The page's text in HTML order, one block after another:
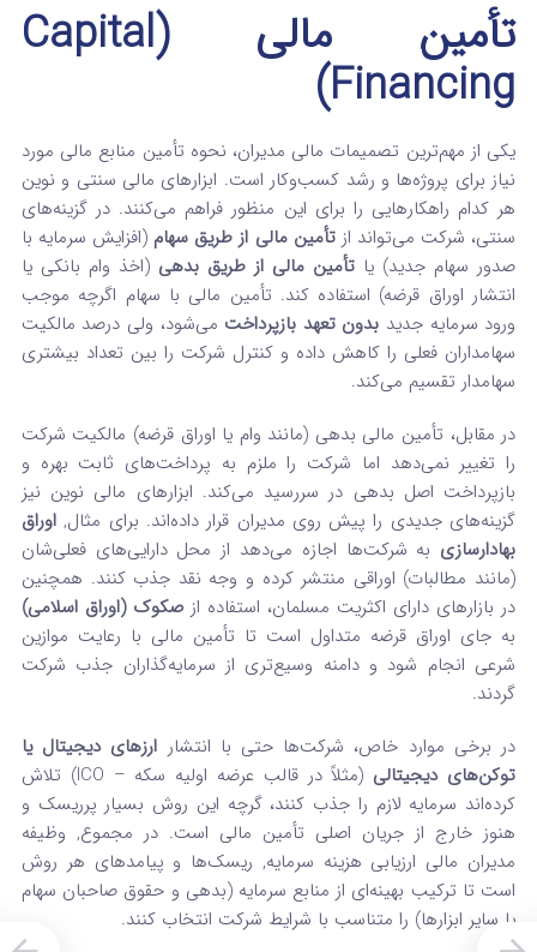
تأمین مالی (Capital
Financing)
یکی از مهم‌ترین تصمیمات مالی مدیران، نحوه تأمین منابع مالی مورد
نیاز برای پروژه‌ها و رشد کسب‌وکار است. ابزارهای مالی سنتی و نوین
هر کدام راهکارهایی را برای این منظور فراهم می‌کنند. در گزینه‌های
سنتی، شرکت می‌تواند ازتأمین مالی از طریق سهام (افزایش سرمایه با
صدور سهام جدید) یا تأمین مالی از طریق بدهی (اخذ وام بانکی یا
انتشار اوراق قرضه) استفاده کند. تأمین مالی با سهام اگرچه موجب
ورود سرمایه جدید بدون تعهد بازپرداخت می‌شود، ولی درصد مالکیت
سهامداران فعلی را کاهش داده و کنترل شرکت را بین تعداد بیشتری
سهامدار تقسیم می‌کند.
در مقابل، تأمین مالی بدهی (مانند وام یا اوراق قرضه) مالکیت شرکت
را تغییر نمی‌دهد اما شرکت را ملزم به پرداخت‌های ثابت بهره و
بازپرداخت اصل بدهی در سررسید می‌کند. ابزارهای مالی نوین نیز
گزینه‌های جدیدی را پیش روی مدیران قرار داده‌اند. برای مثال,اوراق
بهادارسازی به شرکت‌ها اجازه می‌دهد از محل دارایی‌های فعلی‌شان
(مانند مطالبات) اوراقی منتشر کرده و وجه نقد جذب کنند. همچنین
در بازارهای دارای اکثریت مسلمان، استفاده ازصکوک (اوراق اسلامی)
به جای اوراق قرضه متداول است تا تأمین مالی با رعایت موازین
شرعی انجام شود و دامنه وسیع‌تری از سرمایه‌گذاران جذب شرکت
گردند.
در برخی موارد خاص، شرکت‌ها حتی با انتشار ارزهای دیجیتال یا
توکن‌های دیجیتالی
(مثلاً در قالب عرضه اولیه سکه – ICO) تلاش
کرده‌اند سرمایه لازم را جذب کنند، گرچه این روش بسیار پرریسک و
هنوز خارج از جریان اصلی تأمین مالی است. در مجموع, وظیفه
مدیران مالی ارزیابی هزینه سرمایه, ریسک‌ها و پیامدهای هر روش
است تا ترکیب بهینه‌ای از منابع سرمایه (بدهی و حقوق صاحبان سهام
یا سایر ابزارها) را متناسب با شرایط شرکت انتخاب کنند.